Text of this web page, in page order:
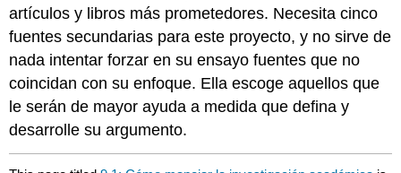
artículos y libros más prometedores. Necesita cinco
fuentes secundarias para este proyecto, y no sirve de
nada intentar forzar en su ensayo fuentes que no
coincidan con su enfoque. Ella escoge aquellos que
le serán de mayor ayuda a medida que defina y
desarrolle su argumento.